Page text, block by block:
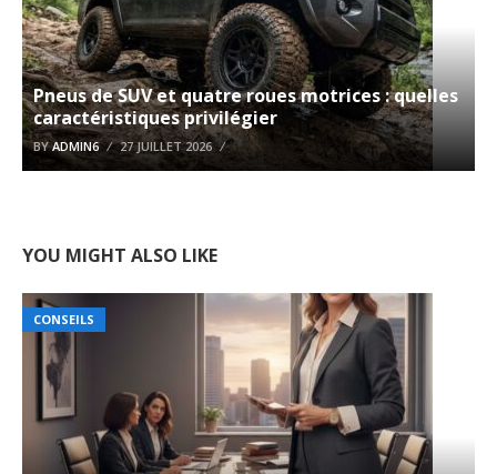
Pneus de SUV et quatre roues motrices : quelles
caractéristiques privilégier
BYADMIN6 27 JUILLET 2026
YOU MIGHT ALSO LIKE
CONSEILS